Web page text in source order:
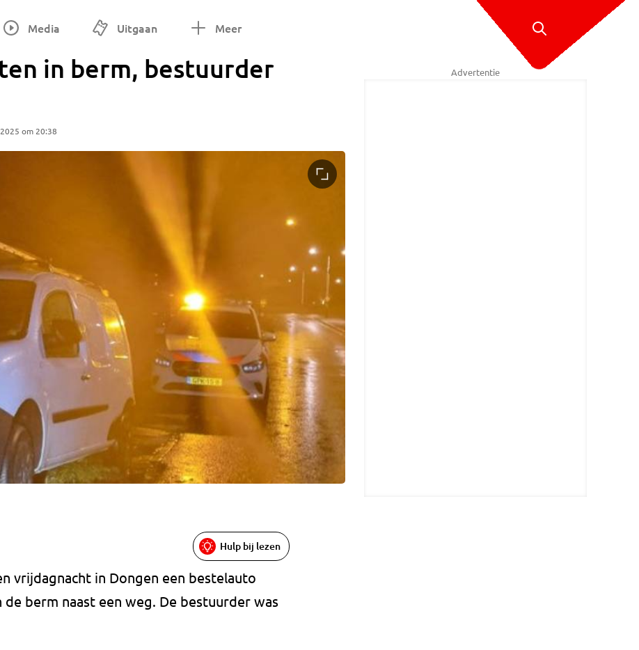
Media Uitgaan Meer
in berm, bestuurder
om 20:38
Hulp bij lezen
vrijdagnacht in Dongen een bestelauto
berm naast een weg. De bestuurder was
Advertentie